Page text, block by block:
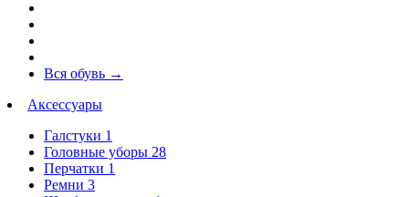
Вся обувь →
Аксессуары
Галстуки 1
Головные уборы 28
Перчатки 1
Ремни 3